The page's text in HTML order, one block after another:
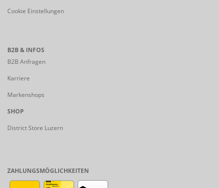
Cookie Einstellungen
B2B & INFOS
B2B Anfragen
Karriere
Markenshops
SHOP
District Store Luzern
ZAHLUNGSMÖGLICHKEITEN